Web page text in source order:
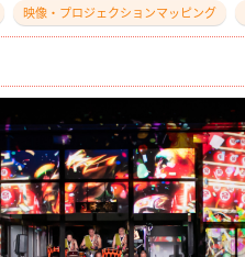
映像・プロジェクションマッピング